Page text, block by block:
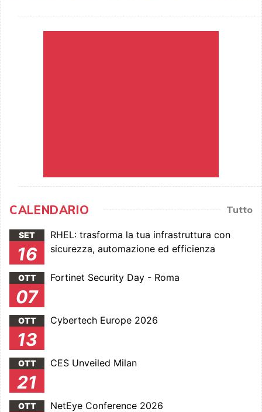
CALENDARIO Tutto
SET
16
RHEL: trasforma la tua infrastruttura con
sicurezza, automazione ed efficienza
OTT
07
Fortinet Security Day - Roma
OTT
13
Cybertech Europe 2026
OTT
21
CES Unveiled Milan
OTT NetEye Conference 2026